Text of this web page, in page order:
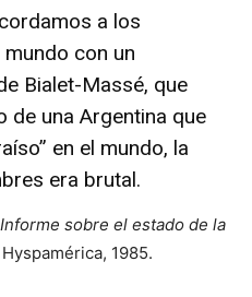
a los
con un
Bialet-Massé, que
de una Argentina que
en el mundo, la
era brutal.
Informe sobre el estado de la
1985.